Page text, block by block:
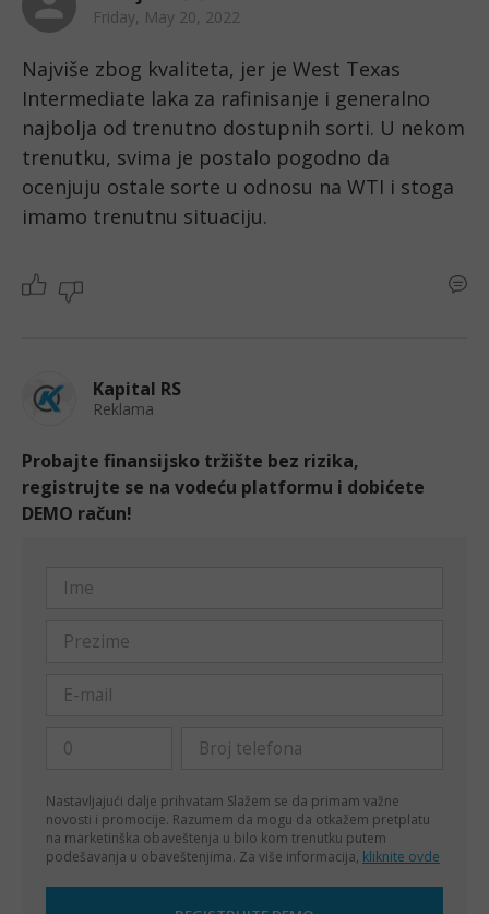
Friday, May 20, 2022
Najviše zbog kvaliteta, jer je West Texas
Intermediate laka za rafinisanje i generalno
najbolja od trenutno dostupnih sorti. U nekom
trenutku, svima je postalo pogodno da
ocenjuju ostale sorte u odnosu na WTI i stoga
imamo trenutnu situaciju.
Kapital RS
Reklama
Probajte finansijsko tržište bez rizika,
registrujte se na vodeću platformu i dobićete
DEMO račun!
Nastavljajući dalje prihvatam Slažem se da primam važne
novosti i promocije. Razumem da mogu da otkažem pretplatu
na marketinška obaveštenja u bilo kom trenutku putem
podešavanja u obaveštenjima. Za više informacija, kliknite ovde